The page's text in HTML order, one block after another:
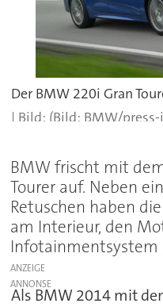
(Bild: BMW/
BMW frischt mit
Tourer auf. Neben
Retuschen haben
am Interieur, den
Infotainmentsystem
ANZEIGE
Als BMW 2014 mit